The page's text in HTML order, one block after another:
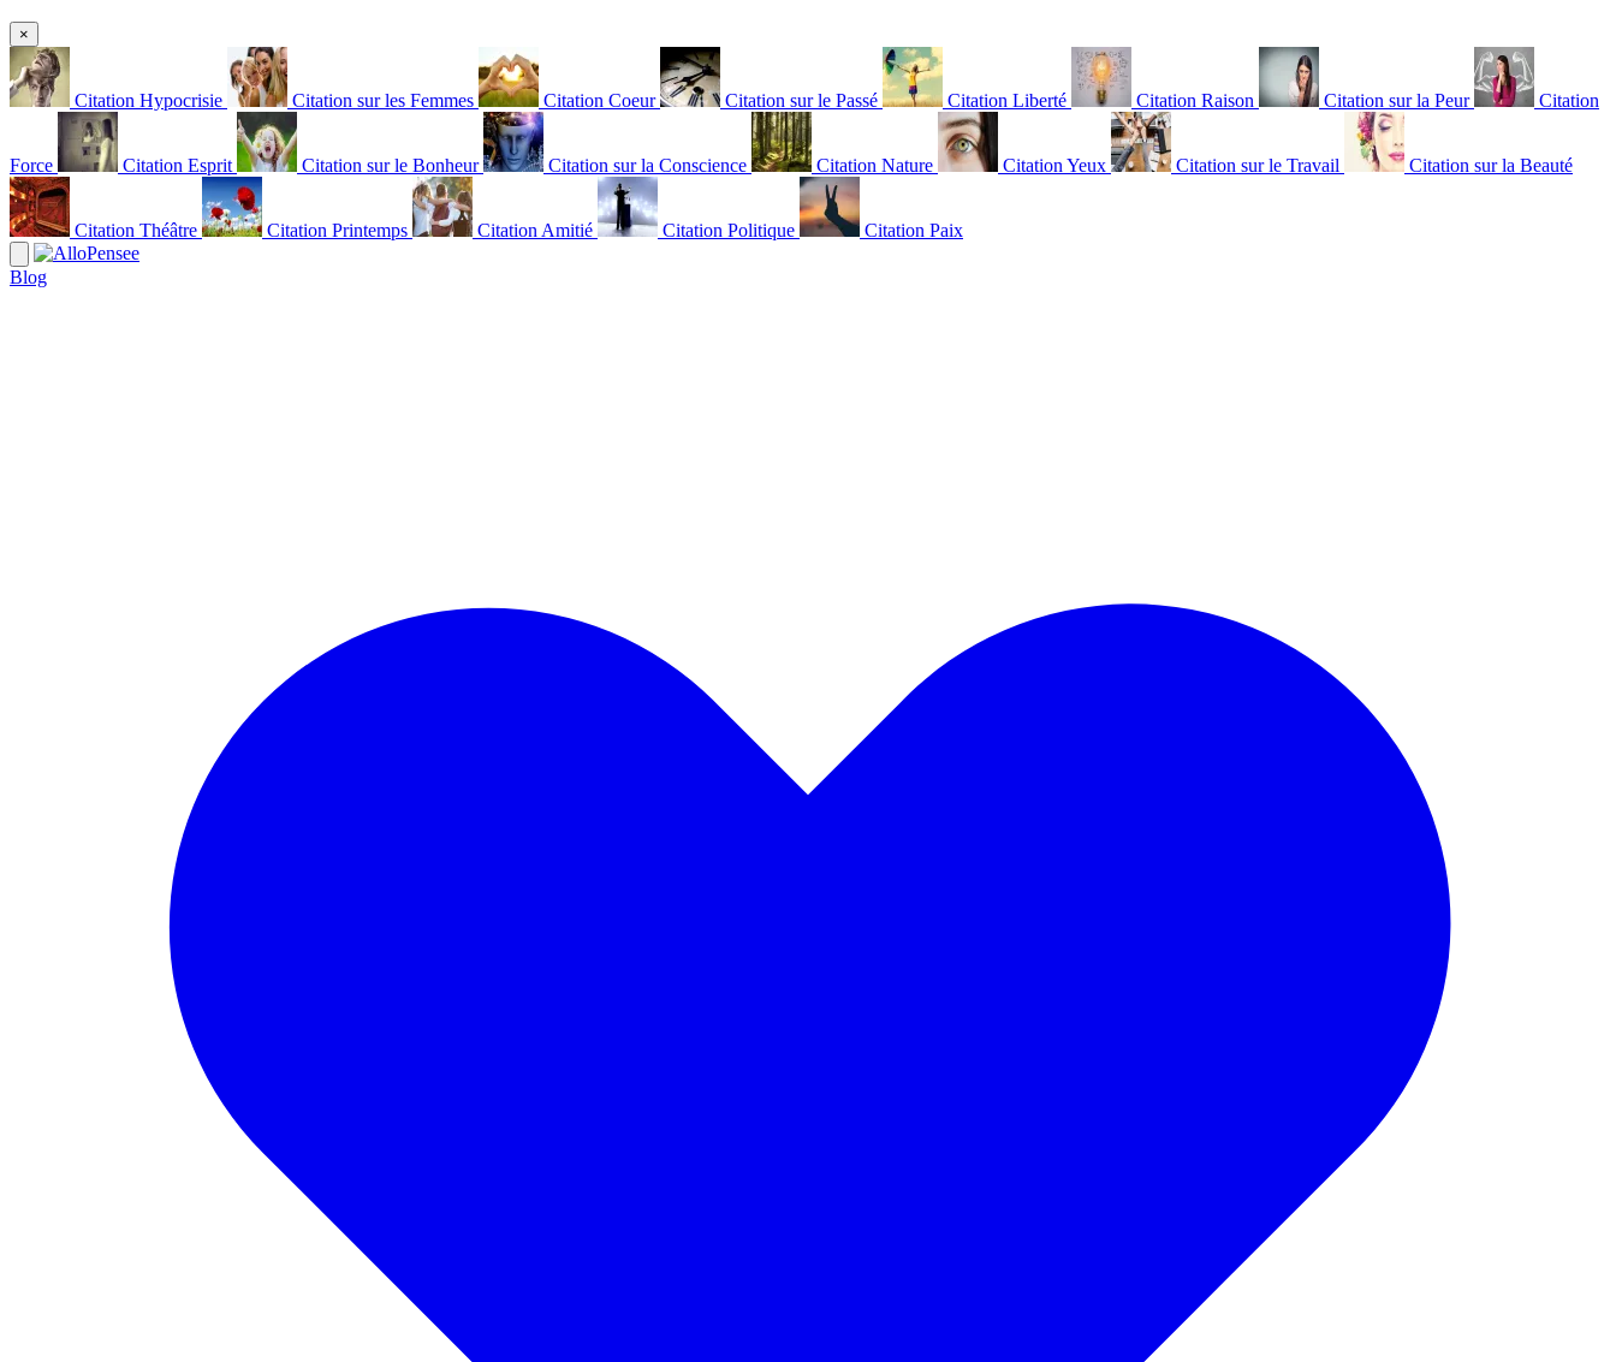
×
Citation Hypocrisie Citation sur les Femmes Citation Coeur Citation sur le Passé Citation Liberté Citation Raison Citation sur la Peur Citation
Force Citation Esprit Citation sur le Bonheur Citation sur la Conscience Citation Nature Citation Yeux Citation sur le Travail Citation sur la Beauté
Citation Théâtre Citation Printemps Citation Amitié Citation Politique Citation Paix
Blog